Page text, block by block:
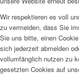
Wir respektieren es voll
zu vermeiden, dass Sie
Sie uns bitte, einen
sich jederzeit abmelden
vollumfänglich nutzen zu
gesetzten Cookies auf